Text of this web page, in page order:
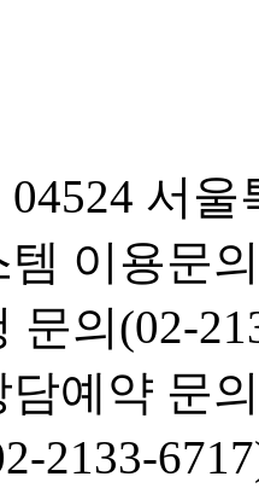
서
이용문
문의(02-
예약 문
2133-